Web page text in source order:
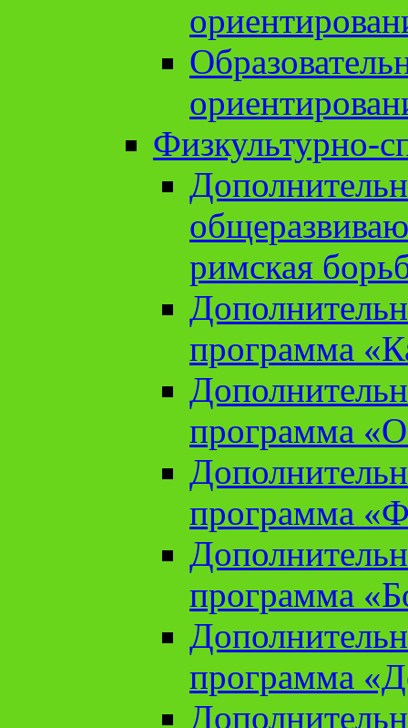
Физкультурно-
римская
программа
программа
программа
программа
программа